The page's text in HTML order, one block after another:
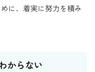
に、着実に努力を積み
からない